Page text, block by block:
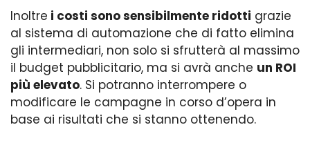
Inoltre i costi sono sensibilmente ridotti grazie
al sistema di automazione che di fatto elimina
gli intermediari, non solo si sfrutterà al massimo
il budget pubblicitario, ma si avrà anche un ROI
più elevato. Si potranno interrompere o
modificare le campagne in corso d’opera in
base ai risultati che si stanno ottenendo.